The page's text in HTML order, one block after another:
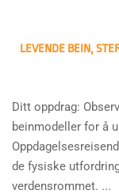
LEVENDE BEIN,
Ditt oppdrag:
beinmodeller for å
de fysiske
verdensrommet. ...